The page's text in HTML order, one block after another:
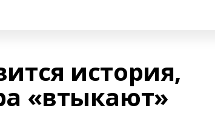
история,
«втыкают»